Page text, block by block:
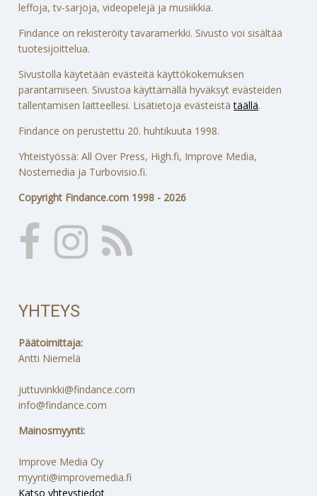
leffoja, tv-sarjoja, videopelejä ja musiikkia.
Findance on rekisteröity tavaramerkki. Sivusto voi sisältää
tuotesijoittelua.
Sivustolla käytetään evästeitä käyttökokemuksen
parantamiseen. Sivustoa käyttämällä hyväksyt evästeiden
tallentamisen laitteellesi. Lisätietoja evästeistätäällä.
Findance on perustettu 20. huhtikuuta 1998.
Yhteistyössä: All Over Press, High.fi, Improve Media,
Nostemedia ja Turbovisio.fi.
Copyright Findance.com 1998 - 2026
YHTEYS
Päätoimittaja:
Antti Niemelä
juttuvinkki@findance.com
info@findance.com
Mainosmyynti:
Improve Media Oy
myynti@improvemedia.fi
Katso yhteystiedot